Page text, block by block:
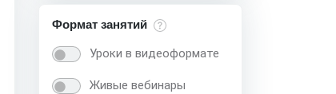
Формат занятий
Уроки в видеоформате
Живые вебинары